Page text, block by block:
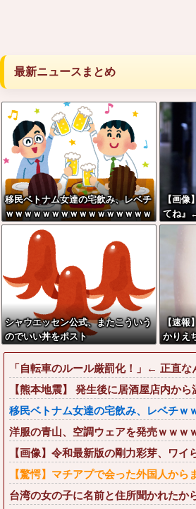
最新ニュースまとめ
移民ベトナム女達の宅飲み、レベチ
ｗｗｗｗｗｗｗｗｗｗｗｗｗｗｗｗ
ｗｗｗｗｗｗｗｗ
【画
てね』
シャウエッセン公式、またこういう
のでいい丼をポスト
【速報
かりえ
「自転車のルール厳罰化！」← 正直な
【熊本地震】 発生後に居酒屋店内か
移民ベトナム女達の宅飲み、レベチｗ
洋服の青山、空調ウェアを発売ｗｗｗ
【画像】令和最新版の剛力彩芽、ワイ
【驚愕】マチアプで会った外国人から
台湾の女の子に名前と住所聞かれたか